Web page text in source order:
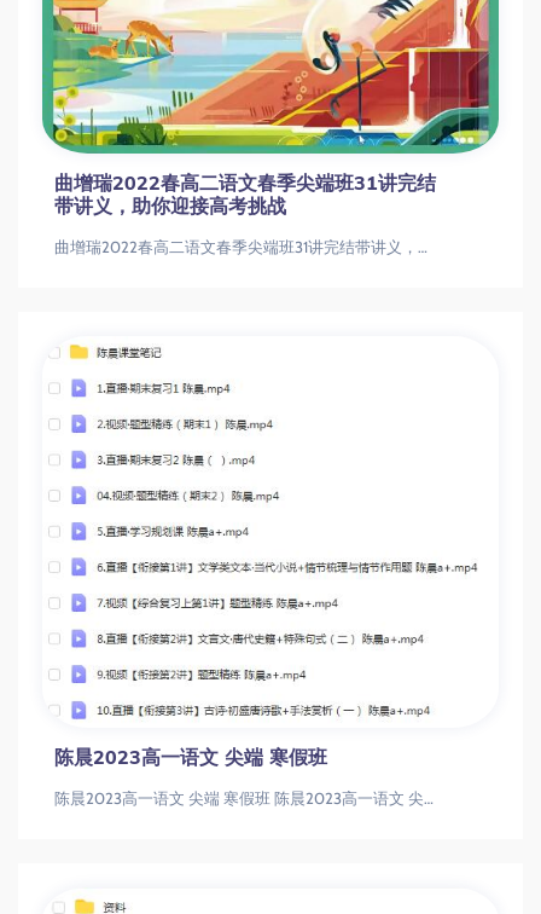
曲增瑞2022春高二语文春季尖端班31讲完结
带讲义，助你迎接高考挑战
曲增瑞2022春高二语文春季尖端班31讲完结带讲义，助你迎接高考挑战曲增瑞2022春高二语文春季尖端班31讲完结带讲义，助你迎接高考
陈晨2023高一语文 尖端 寒假班
陈晨2023高一语文 尖端 寒假班 陈晨2023高一语文 尖端 寒假班